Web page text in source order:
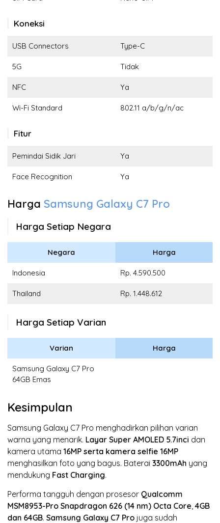
Koneksi
USB Connectors Type-C
5G Tidak
NFC Ya
Wi-Fi Standard 802.11 a/b/g/n/ac
Fitur
Pemindai Sidik Jari Ya
Face Recognition Ya
Harga Samsung Galaxy C7 Pro
Harga Setiap Negara
Negara Harga
Indonesia Rp. 4.590.500
Thailand Rp. 1.448.612
Harga Setiap Varian
Varian Harga
Samsung Galaxy C7 Pro
64GB Emas
Kesimpulan
Samsung Galaxy C7 Pro menghadirkan pilihan varian
warna yang menarik. Layar Super AMOLED 5.7inci dan
kamera utama 16MP serta kamera selfie 16MP
menghasilkan foto yang bagus. Baterai 3300mAh yang
mendukung Fast Charging.
Performa tangguh dengan prosesor Qualcomm
MSM8953-Pro Snapdragon 626 (14 nm) Octa Core, 4GB
dan 64GB. Samsung Galaxy C7 Pro juga sudah